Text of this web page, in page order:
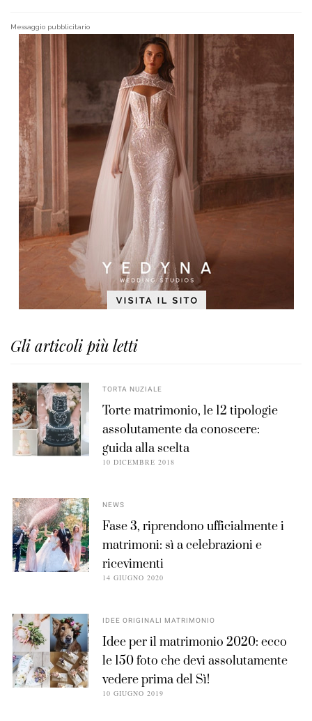
Messaggio pubblicitario
Gli articoli più letti
TORTA NUZIALE
Torte matrimonio, le 12 tipologie
assolutamente da conoscere:
guida alla scelta
10 DICEMBRE 2018
NEWS
Fase 3, riprendono ufficialmente i
matrimoni: sì a celebrazioni e
ricevimenti
14 GIUGNO 2020
IDEE ORIGINALI MATRIMONIO
Idee per il matrimonio 2020: ecco
le 150 foto che devi assolutamente
vedere prima del Sì!
10 GIUGNO 2019